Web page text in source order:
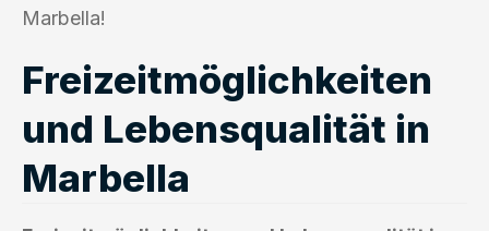
Marbella!
Freizeitmöglichkeiten
und Lebensqualität in
Marbella